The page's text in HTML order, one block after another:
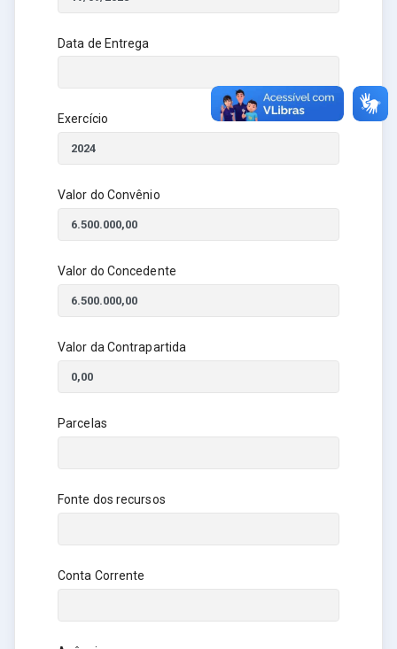
Data de Entrega
Exercício
Valor do Convênio
Valor do Concedente
Valor da Contrapartida
Parcelas
Fonte dos recursos
Conta Corrente